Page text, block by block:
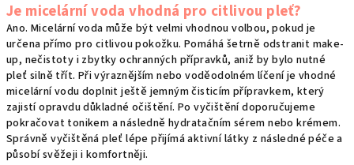
Je micelární voda vhodná pro citlivou pleť?
Ano. Micelární voda může být velmi vhodnou volbou, pokud je
určena přímo pro citlivou pokožku. Pomáhá šetrně odstranit make-
up, nečistoty i zbytky ochranných přípravků, aniž by bylo nutné
pleť silně třít. Při výraznějším nebo voděodolném líčení je vhodné
micelární vodu doplnit ještě jemným čisticím přípravkem, který
zajistí opravdu důkladné očištění. Po vyčištění doporučujeme
pokračovat tonikem a následně hydratačním sérem nebo krémem.
Správně vyčištěná pleť lépe přijímá aktivní látky z následné péče a
působí svěžeji i komfortněji.